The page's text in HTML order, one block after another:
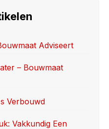
Adviseert
– Bouwmaat
Verbouwd
Vakkundig Een